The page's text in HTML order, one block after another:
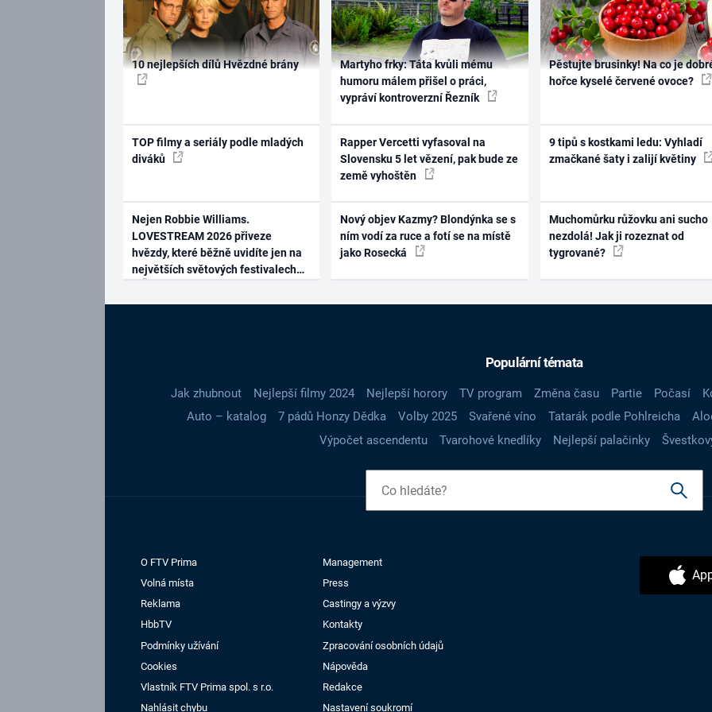
10 nejlepších dílů Hvězdné brány
TOP filmy a seriály podle mladých
diváků
Nejen Robbie Williams.
LOVESTREAM 2026 přiveze
hvězdy, které běžně uvidíte jen na
největších světových festivalech
Martyho frky: Táta kvůli mému
humoru málem přišel o práci,
vypráví kontroverzní Řezník
Rapper Vercetti vyfasoval na
Slovensku 5 let vězení, pak bude ze
země vyhoštěn
Nový objev Kazmy? Blondýnka se s
ním vodí za ruce a fotí se na místě
jako Rosecká
Pěstujte brusinky! Na co je
hořce kyselé červené ovoce?
9 tipů s kostkami ledu: Vyhladí
zmačkané šaty i zalijí květiny
Muchomůrku růžovku ani sucho
nezdolá! Jak ji rozeznat od
tygrované?
Populární témata
Jak zhubnout Nejlepší filmy 2024 Nejlepší horory TV program Změna času Partie Počasí
Auto – katalog
7 pádů Honzy Dědka Volby 2025 Svařené víno Tatarák podle Pohlreicha
Výpočet ascendentu
Tvarohové knedlíky Nejlepší palačinky
O FTV Prima
Management
Volná místa
Press
Reklama
Castingy a výzvy
HbbTV
Kontakty
Podmínky užívání
Zpracování osobních údajů
Cookies
Nápověda
Vlastník FTV Prima spol. s r.o.
Redakce
Nahlásit chybu
Nastavení soukromí